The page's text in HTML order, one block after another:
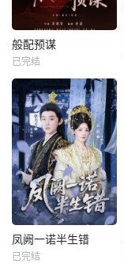
般配预谋
已完结
凤阙一诺半生错
已完结